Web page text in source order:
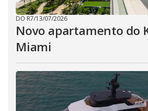
DO R7/13/07/2026
Novo apartamento do
Miami